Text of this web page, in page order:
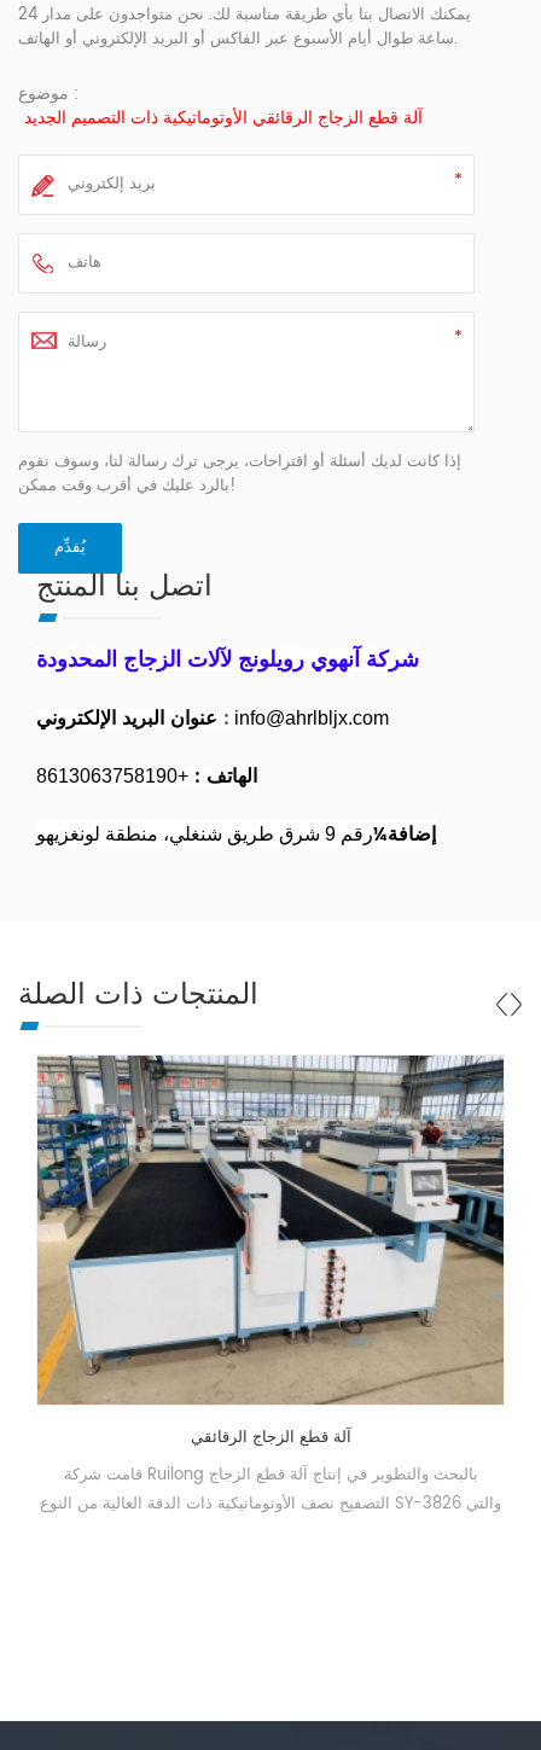
يمكنك الاتصال بنا بأي طريقة مناسبة لك. نحن متواجدون على مدار 24
ساعة طوال أيام الأسبوع عبر الفاكس أو البريد الإلكتروني أو الهاتف.
موضوع :
آلة قطع الزجاج الرقائقي الأوتوماتيكية ذات التصميم الجديد
إذا كانت لديك أسئلة أو اقتراحات، يرجى ترك رسالة لنا، وسوف نقوم
بالرد عليك في أقرب وقت ممكن!
اتصل بنا المنتج
شركة آنهوي رويلونج لآلات الزجاج المحدودة
: info@ahrlbljx.com
الهاتف : +8613063758190
إضافة¼رقم 9 شرق طريق شنغلي، منطقة لونغزيهو
المنتجات ذات الصلة
آلة قطع الزجاج الرقائقي
قامت شركة Ruilong بالبحث والتطوير في إنتاج آلة قطع الزجاج
التصفيح نصف الأوتوماتيكية ذات الدقة العالية من النوع SY-3826 والتي